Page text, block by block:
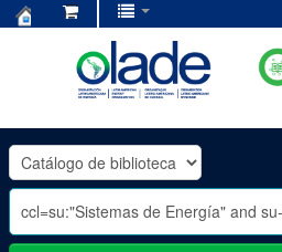
OLADE
-